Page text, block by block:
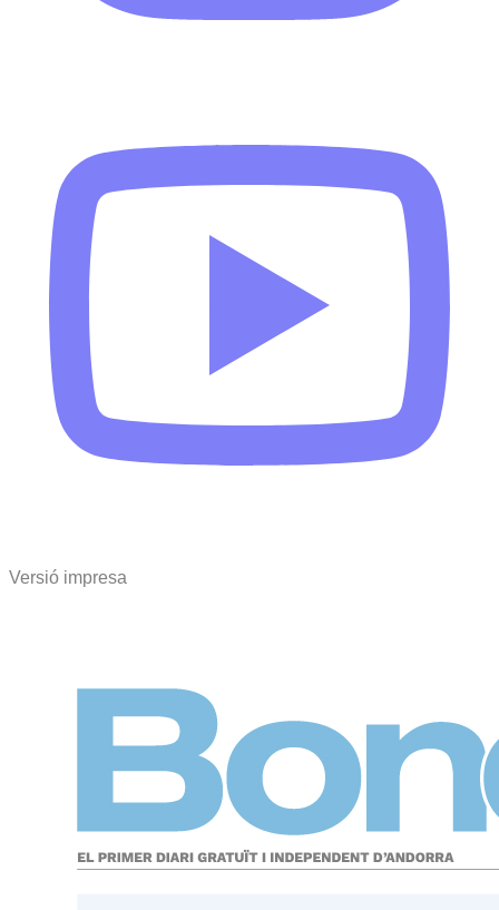
Versió impresa